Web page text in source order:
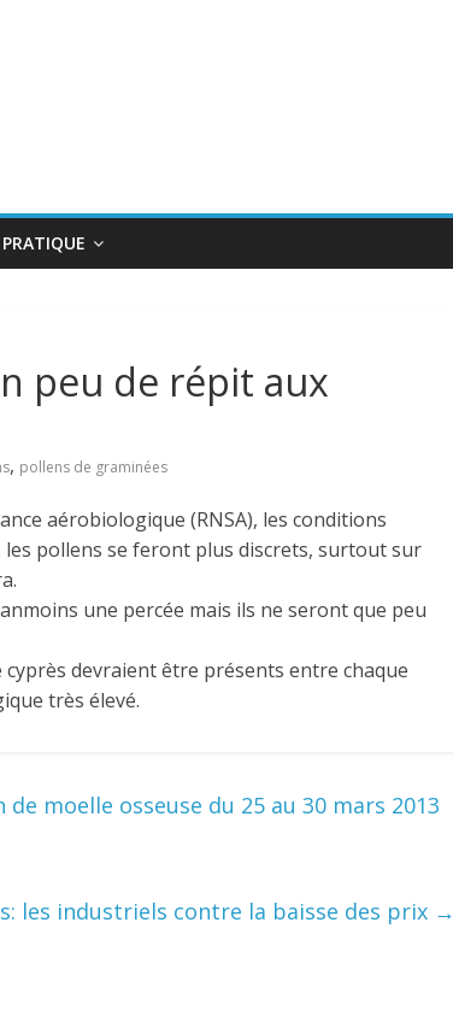
peu de répit aux
, pollens de graminées
aérobiologique (RNSA), les conditions
pollens se feront plus discrets, surtout sur
une percée mais ils ne seront que peu
devraient être présents entre chaque
très élevé.
moelle osseuse du 25 au 30 mars 2013
les industriels contre la baisse des prix →